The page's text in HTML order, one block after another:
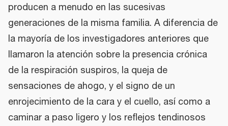
producen a menudo en las sucesivas
generaciones de la misma familia. A diferencia de
la mayoría de los investigadores anteriores que
llamaron la atención sobre la presencia crónica
de la respiración suspiros, la queja de
sensaciones de ahogo, y el signo de un
enrojecimiento de la cara y el cuello, así como a
caminar a paso ligero y los reflejos tendinosos